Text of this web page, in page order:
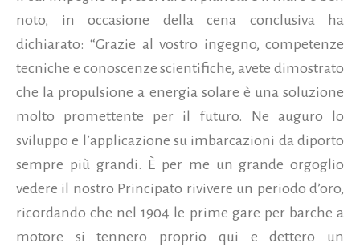
noto, in occasione della cena conclusiva ha
dichiarato: “Grazie al vostro ingegno, competenze
tecniche e conoscenze scientifiche, avete dimostrato
che la propulsione a energia solare è una soluzione
molto promettente per il futuro. Ne auguro lo
sviluppo e l’applicazione su imbarcazioni da diporto
sempre più grandi. È per me un grande orgoglio
vedere il nostro Principato rivivere un periodo d’oro,
ricordando che nel 1904 le prime gare per barche a
motore si tennero proprio qui e dettero un